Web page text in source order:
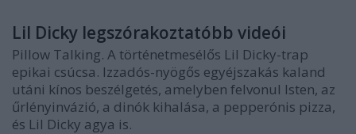
Lil Dicky legszórakoztatóbb videói
Pillow Talking. A történetmesélős Lil Dicky-trap
epikai csúcsa. Izzadós-nyögős egyéjszakás kaland
utáni kínos beszélgetés, amelyben felvonul Isten, az
űrlényinvázió, a dinók kihalása, a pepperónis pizza,
és Lil Dicky agya is.